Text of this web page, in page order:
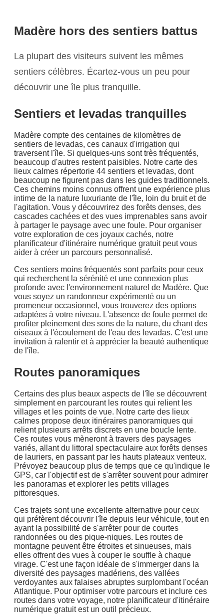
Madère hors des sentiers battus
La plupart des visiteurs suivent les mêmes
sentiers célèbres. Écartez-vous un peu pour
découvrir une île plus tranquille.
Sentiers et levadas tranquilles
Madère compte des centaines de kilomètres de
sentiers de levadas, ces canaux d'irrigation qui
traversent l'île. Si quelques-uns sont très fréquentés,
beaucoup d'autres restent paisibles. Notre carte des
lieux calmes répertorie 44 sentiers et levadas, dont
beaucoup ne figurent pas dans les guides traditionnels.
Ces chemins moins connus offrent une expérience plus
intime de la nature luxuriante de l'île, loin du bruit et de
l'agitation. Vous y découvrirez des forêts denses, des
cascades cachées et des vues imprenables sans avoir
à partager le paysage avec une foule. Pour organiser
votre exploration de ces joyaux cachés, notre
planificateur d'itinéraire numérique gratuit peut vous
aider à créer un parcours personnalisé.
Ces sentiers moins fréquentés sont parfaits pour ceux
qui recherchent la sérénité et une connexion plus
profonde avec l'environnement naturel de Madère. Que
vous soyez un randonneur expérimenté ou un
promeneur occasionnel, vous trouverez des options
adaptées à votre niveau. L'absence de foule permet de
profiter pleinement des sons de la nature, du chant des
oiseaux à l'écoulement de l'eau des levadas. C'est une
invitation à ralentir et à apprécier la beauté authentique
de l'île.
Routes panoramiques
Certains des plus beaux aspects de l'île se découvrent
simplement en parcourant les routes qui relient les
villages et les points de vue. Notre carte des lieux
calmes propose deux itinéraires panoramiques qui
relient plusieurs arrêts discrets en une boucle lente.
Ces routes vous mèneront à travers des paysages
variés, allant du littoral spectaculaire aux forêts denses
de lauriers, en passant par les hauts plateaux venteux.
Prévoyez beaucoup plus de temps que ce qu'indique le
GPS, car l'objectif est de s'arrêter souvent pour admirer
les panoramas et explorer les petits villages
pittoresques.
Ces trajets sont une excellente alternative pour ceux
qui préfèrent découvrir l'île depuis leur véhicule, tout en
ayant la possibilité de s'arrêter pour de courtes
randonnées ou des pique-niques. Les routes de
montagne peuvent être étroites et sinueuses, mais
elles offrent des vues à couper le souffle à chaque
virage. C'est une façon idéale de s'immerger dans la
diversité des paysages madériens, des vallées
verdoyantes aux falaises abruptes surplombant l'océan
Atlantique. Pour optimiser votre parcours et inclure ces
routes dans votre voyage, notre planificateur d'itinéraire
numérique gratuit est un outil précieux.